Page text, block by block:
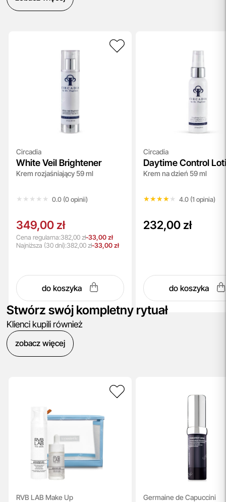
Circadia
White Veil Brightener
Krem rozjaśniający 59 ml
★★★★★
★★★★★ 0.0 (0 opinii)
349,00 zł
Cena regularna:382,00 zł-33,00 zł
Najniższa (30 dni):382,00 zł-33,00 zł
do koszyka
Circadia
Daytime Control
Krem na dzień 59 ml
★★★★★
★★★★★ 4.0 (1 opinia)
232,00 zł
do koszyka
Stwórz swój kompletny rytuał
Klienci kupili również
zobacz więcej
RVB LAB Make Up Germaine de Capuccini